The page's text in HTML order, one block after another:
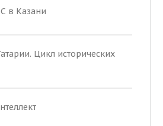
в Казани
Цикл исторических